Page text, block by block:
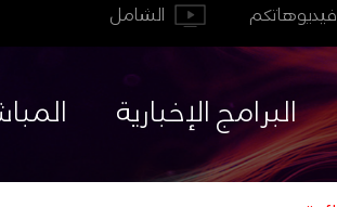
الشامل فيديوهاتكم
البرامج الإخبارية